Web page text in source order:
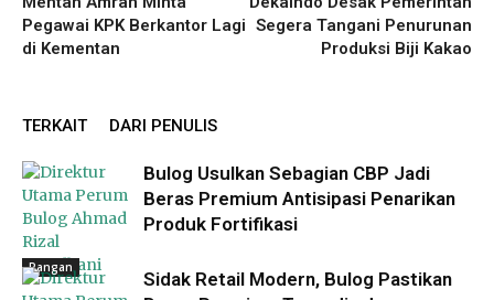
Pegawai KPK Berkantor Lagi
di Kementan
Segera Tangani Penurunan
Produksi Biji Kakao
TERKAIT DARI PENULIS
Pangan
Bulog Usulkan Sebagian CBP Jadi
Beras Premium Antisipasi Penarikan
Produk Fortifikasi
Sidak Retail Modern, Bulog Pastikan